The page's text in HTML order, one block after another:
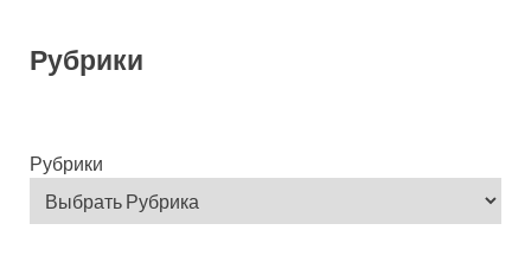
Рубрики
Рубрики